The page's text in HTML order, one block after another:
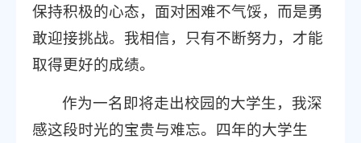
保持积极的心态，面对困难不气馁，而是勇
敢迎接挑战。我相信，只有不断努力，才能
取得更好的成绩。
作为一名即将走出校园的大学生，我深
感这段时光的宝贵与难忘。四年的大学生